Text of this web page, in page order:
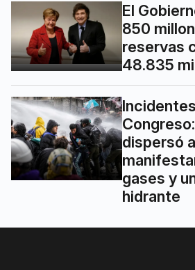
El
850
reservas
48.835
dispersó a
gases y
hidrante